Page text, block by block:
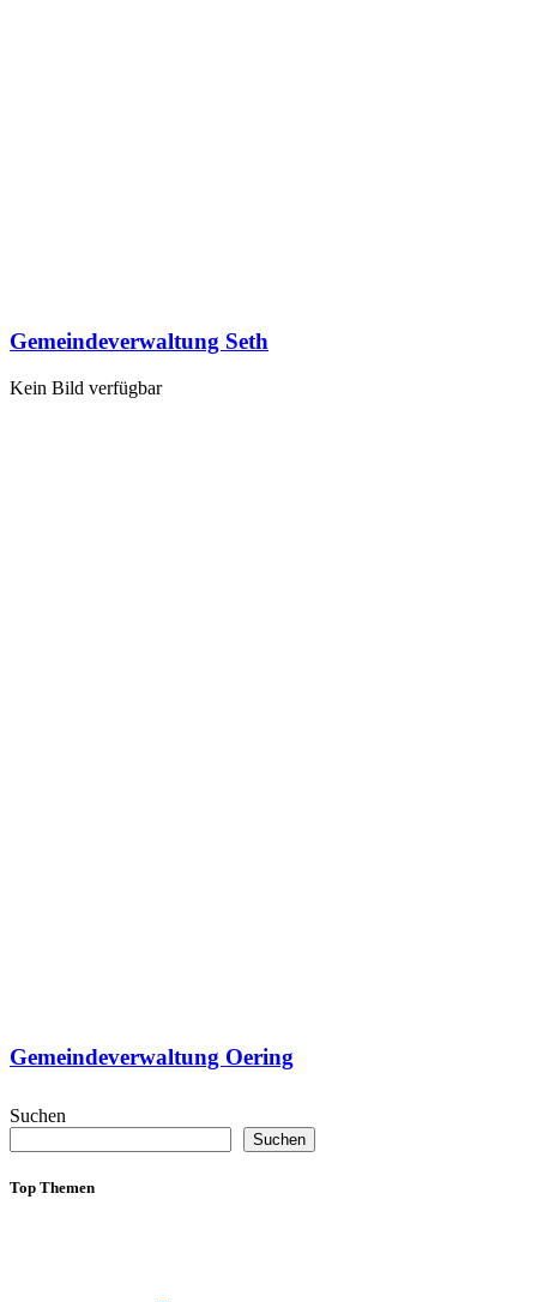
Gemeindeverwaltung Seth
Kein Bild verfügbar
Gemeindeverwaltung Oering
Suchen
Suchen
Top Themen